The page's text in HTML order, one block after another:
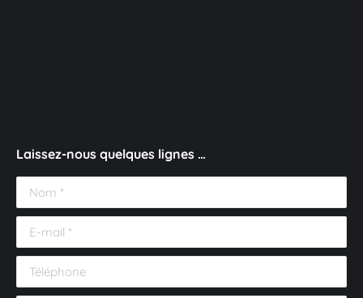
Laissez-nous quelques lignes …
Nom *
E-mail *
Téléphone